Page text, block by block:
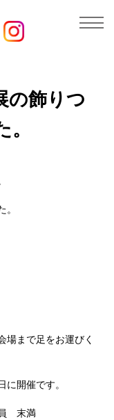
の飾りつ
場まで足をお運びく
開催です。
末満